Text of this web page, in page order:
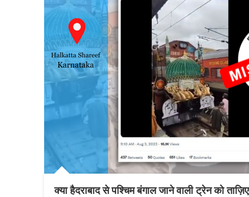
क्या हैदराबाद से पश्चिम बंगाल जाने वाली ट्रेन को